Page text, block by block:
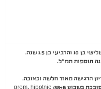
הרגישה מאוד חלשה וכאובה.
התייבשה והיו לה צירים מחודש 8. לידה מסובכת בשבוע 38+6: prom, hipotnic